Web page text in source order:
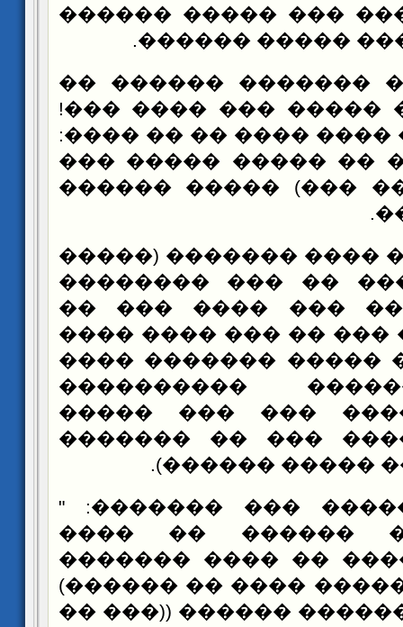
������ ������ ���
��� ����� ����
��� ����� �������
��� ������� �����
������� ��� ����
(���� ������ ��
����� ������ ���)
��� ��� �� ����
1607) ����� ��� ��
����� ������ ���
����� ����� ��� ��
���� ��ǡ ��� ����� �������
������ ������
������� �����
���� (�� ����� ���
����� ������
���� ������� ���
����� ����
��������: (���� ��
���� ���� ������
���� ����� ������